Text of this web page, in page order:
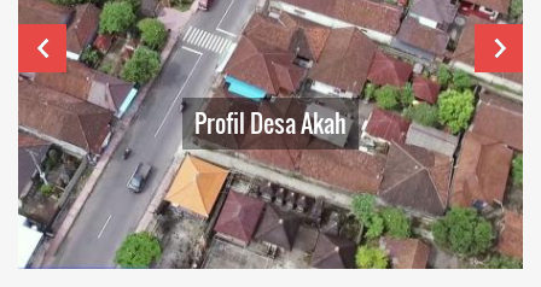
Profil Desa Akah